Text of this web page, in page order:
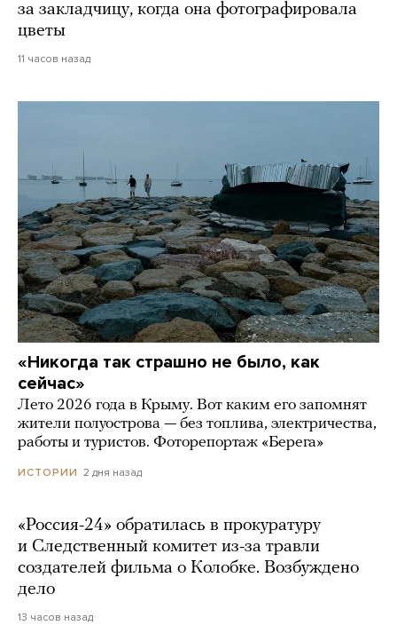
за закладчицу, когда она фотографировала
цветы
11 часов назад
«Никогда так страшно не было, как
сейчас»
Лето 2026 года в Крыму. Вот каким его запомнят
жители полуострова — без топлива, электричества,
работы и туристов. Фоторепортаж «Берега»
ИСТОРИИ 2 дня назад
«Россия-24» обратилась в прокуратуру
и Следственный комитет из-за травли
создателей фильма о Колобке. Возбуждено
дело
13 часов назад